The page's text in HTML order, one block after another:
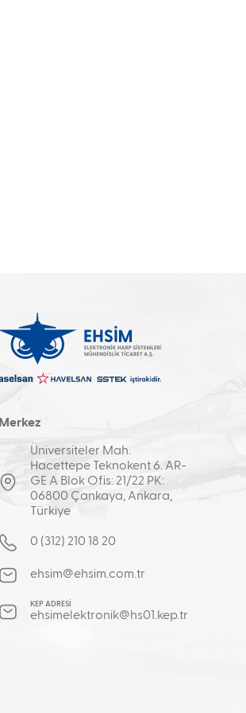
Merkez
Üniversiteler Mah.
Hacettepe Teknokent 6. AR-
GE A Blok Ofis: 21/22 PK:
06800 Çankaya, Ankara,
Türkiye
0 (312) 210 18 20
ehsim@ehsim.com.tr
KEP ADRESİ
ehsimelektronik@hs01.kep.tr